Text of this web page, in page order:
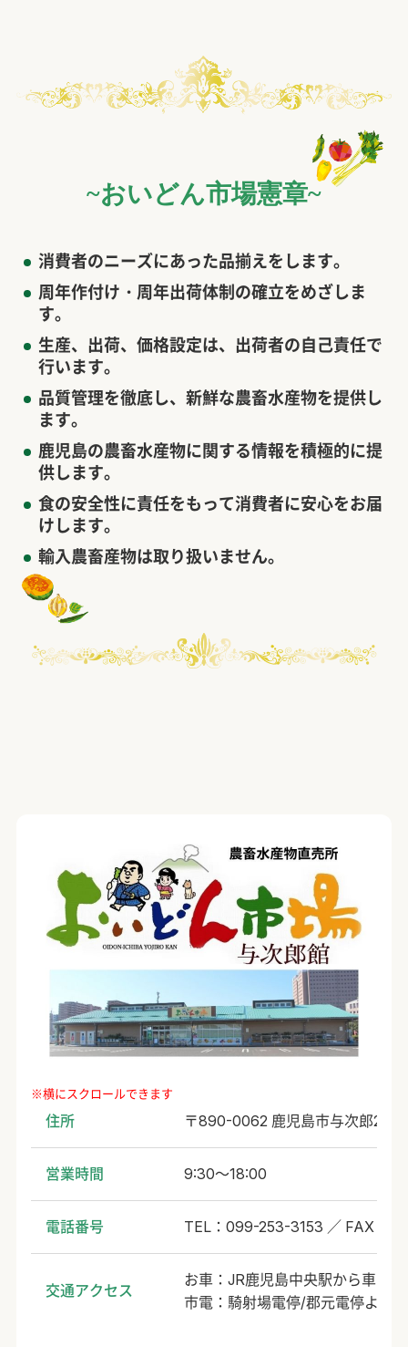
~おいどん市場憲章~
消費者のニーズにあった品揃えをします。
周年作付け・周年出荷体制の確立をめざしま
す。
生産、出荷、価格設定は、出荷者の自己責任で
行います。
品質管理を徹底し、新鮮な農畜水産物を提供し
ます。
鹿児島の農畜水産物に関する情報を積極的に提
供します。
食の安全性に責任をもって消費者に安心をお届
けします。
輸入農畜産物は取り扱いません。
住所 〒890-0062 鹿児島市与次郎2丁
営業時間 9:30～18:00
電話番号 TEL：099-253-3153 ／ FAX：
交通アクセス
お車：JR鹿児島中央駅から車で
市電：騎射場電停/郡元電停より